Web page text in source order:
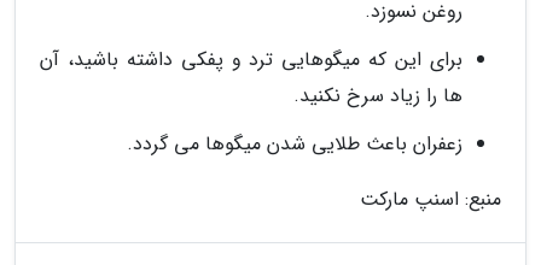
روغن نسوزد.
برای این که میگوهایی ترد و پفکی داشته باشید، آن
ها را زیاد سرخ نکنید.
زعفران باعث طلایی شدن میگوها می گردد.
منبع: اسنپ مارکت